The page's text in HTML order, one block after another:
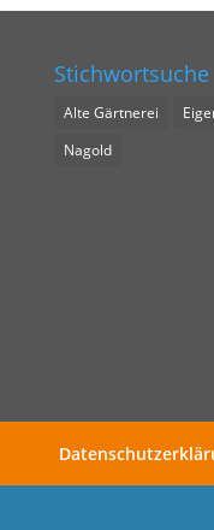
Stichwortsuche
Alte Gärtnerei
Nagold